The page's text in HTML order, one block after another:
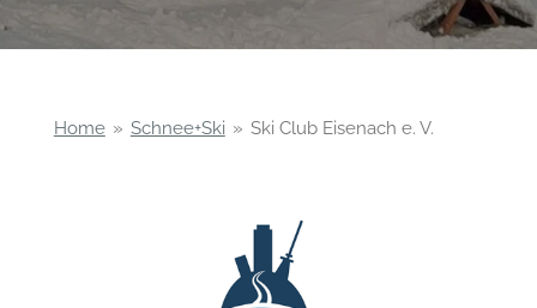
Home » Schnee+Ski » Ski Club Eisenach e. V.